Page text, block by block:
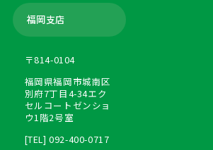
福岡支店
〒814-0104
福岡県福岡市城南区
別府7丁目4-34エク
セルコートゼンショ
ウ1階2号室
[TEL] 092-400-0717